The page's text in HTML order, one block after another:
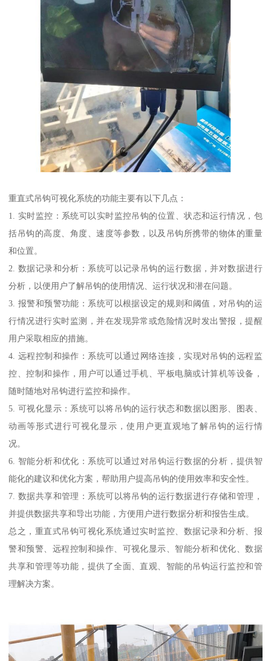
重直式吊钩可视化系统的功能主要有以下几点：
1. 实时监控：系统可以实时监控吊钩的位置、状态和运行情况，包
括吊钩的高度、角度、速度等参数，以及吊钩所携带的物体的重量
和位置。
2. 数据记录和分析：系统可以记录吊钩的运行数据，并对数据进行
分析，以便用户了解吊钩的使用情况、运行状况和潜在问题。
3. 报警和预警功能：系统可以根据设定的规则和阈值，对吊钩的运
行情况进行实时监测，并在发现异常或危险情况时发出警报，提醒
用户采取相应的措施。
4. 远程控制和操作：系统可以通过网络连接，实现对吊钩的远程监
控、控制和操作，用户可以通过手机、平板电脑或计算机等设备，
随时随地对吊钩进行监控和操作。
5. 可视化显示：系统可以将吊钩的运行状态和数据以图形、图表、
动画等形式进行可视化显示，使用户更直观地了解吊钩的运行情
况。
6. 智能分析和优化：系统可以通过对吊钩运行数据的分析，提供智
能化的建议和优化方案，帮助用户提高吊钩的使用效率和安全性。
7. 数据共享和管理：系统可以将吊钩的运行数据进行存储和管理，
并提供数据共享和导出功能，方便用户进行数据分析和报告生成。
总之，重直式吊钩可视化系统通过实时监控、数据记录和分析、报
警和预警、远程控制和操作、可视化显示、智能分析和优化、数据
共享和管理等功能，提供了全面、直观、智能的吊钩运行监控和管
理解决方案。